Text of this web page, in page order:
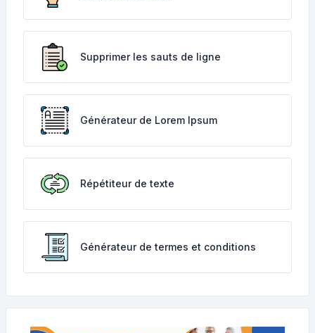
Supprimer les sauts de ligne
Générateur de Lorem Ipsum
Répétiteur de texte
Générateur de termes et conditions